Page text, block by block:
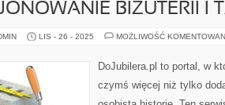
BIŻUTERII I
LIS - 26 - 2025 MOŻLIWOŚĆ
DoJubilera.pl to portal, w
czymś więcej niż tylko